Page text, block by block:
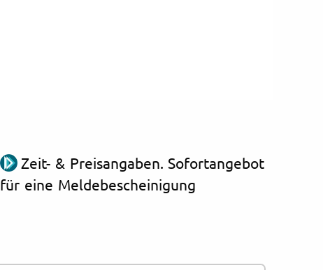
Zeit- & Preisangaben. Sofortangebot
für eine Meldebescheinigung